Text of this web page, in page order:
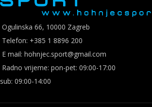
Ogulinska 66, 10000 Zagreb
Telefon: +385 1 8896 200
E mail: hohnjec.sport@gmail.com
Radno vrijeme: pon-pet: 09:00-17:00
sub: 09:00-14:00